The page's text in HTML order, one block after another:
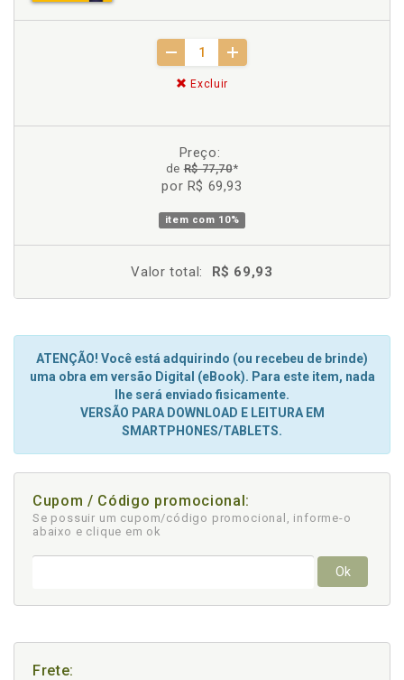
Excluir
Preço:
deR$ 77,70*
por R$ 69,93
item com 10%
Valor total: R$ 69,93
ATENÇÃO! Você está adquirindo (ou recebeu de brinde)
uma obra em versão Digital (eBook). Para este item, nada
lhe será enviado fisicamente.
VERSÃO PARA DOWNLOAD E LEITURA EM
SMARTPHONES/TABLETS.
Cupom / Código promocional:
Se possuir um cupom/código promocional, informe-o
abaixo e clique em ok
Ok
Frete: